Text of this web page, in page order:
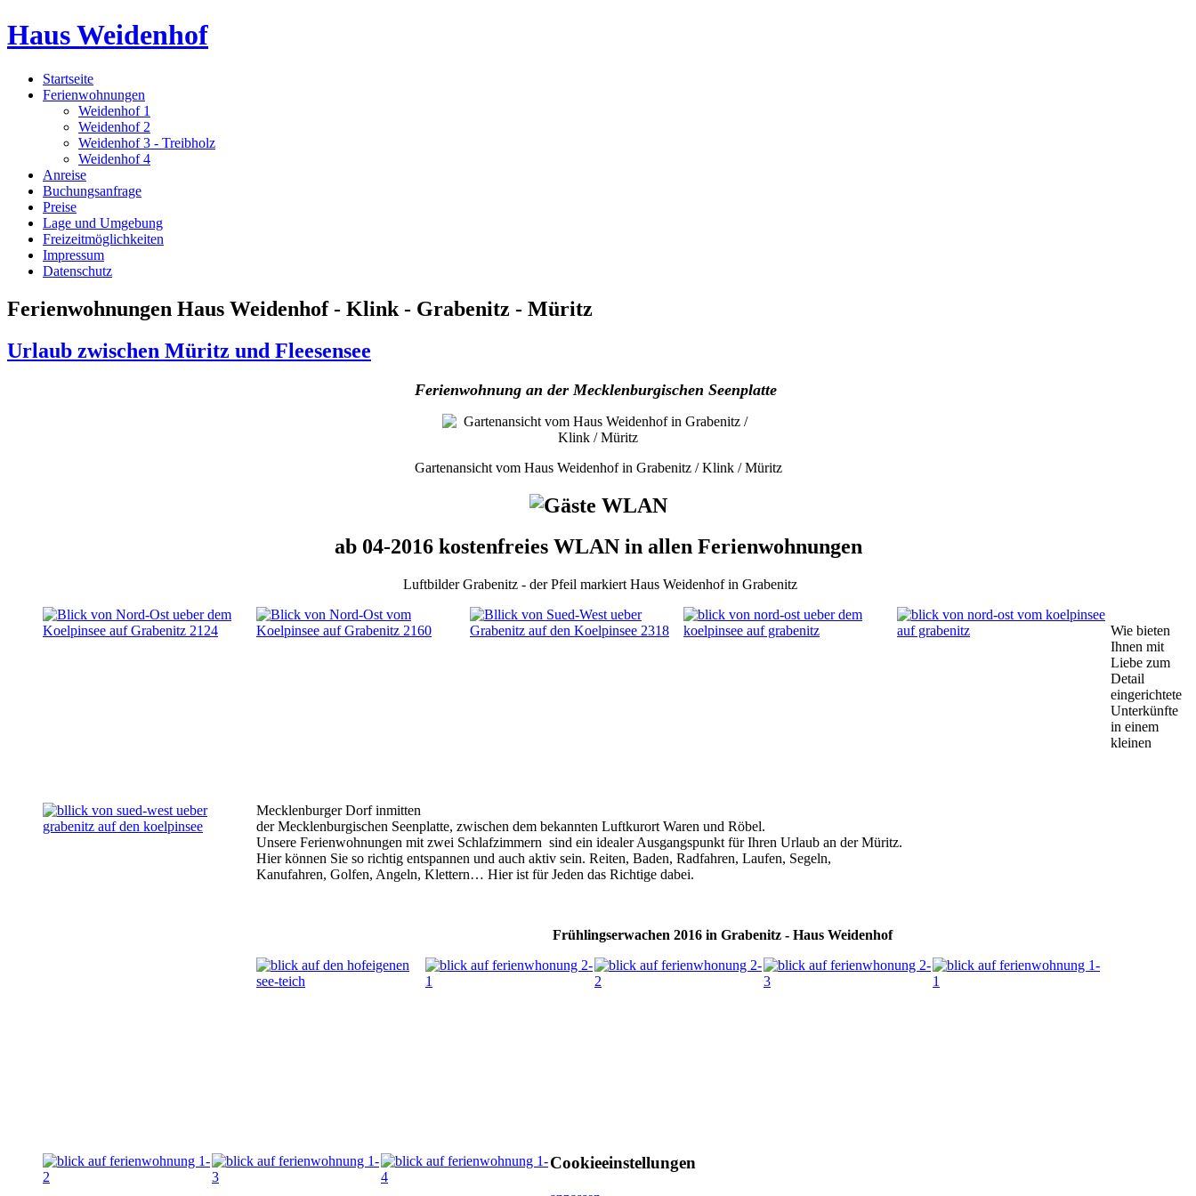
Haus Weidenhof
Startseite
Ferienwohnungen
Weidenhof 1
Weidenhof 2
Weidenhof 3 - Treibholz
Weidenhof 4
Anreise
Buchungsanfrage
Preise
Lage und Umgebung
Freizeitmöglichkeiten
Impressum
Datenschutz
Ferienwohnungen Haus Weidenhof - Klink - Grabenitz - Müritz
Urlaub zwischen Müritz und Fleesensee
Ferienwohnung an der Mecklenburgischen Seenplatte
Gartenansicht vom Haus Weidenhof in Grabenitz / Klink / Müritz
ab 04-2016 kostenfreies WLAN in allen Ferienwohnungen
Luftbilder Grabenitz - der Pfeil markiert Haus Weidenhof in Grabenitz
Wie bieten
Ihnen mit
Liebe zum
Detail
eingerichtete
Unterkünfte
in einem
kleinen
Mecklenburger Dorf inmitten
der Mecklenburgischen Seenplatte, zwischen dem bekannten Luftkurort Waren und Röbel.
Unsere Ferienwohnungen mit zwei Schlafzimmern sind ein idealer Ausgangspunkt für Ihren Urlaub an der Müritz.
Hier können Sie so richtig entspannen und auch aktiv sein. Reiten, Baden, Radfahren, Laufen, Segeln,
Kanufahren, Golfen, Angeln, Klettern… Hier ist für Jeden das Richtige dabei.
Frühlingserwachen 2016 in Grabenitz - Haus Weidenhof
Cookieeinstellungen